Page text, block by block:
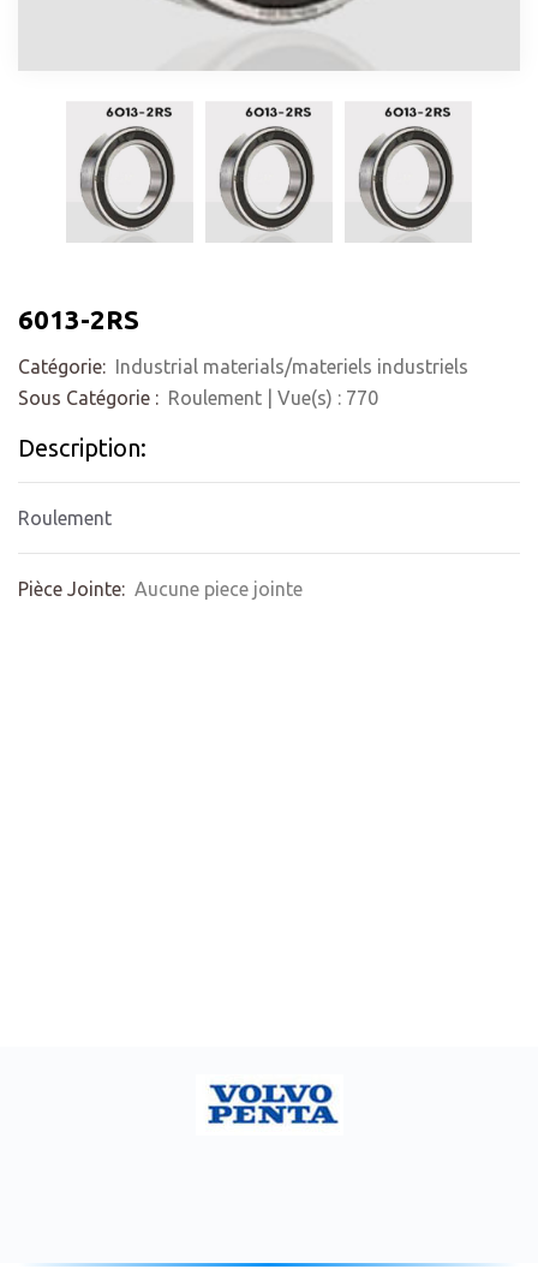
6013-2RS
Catégorie: Industrial materials/materiels industriels
Sous Catégorie : Roulement | Vue(s) : 770
Description:
Roulement
Pièce Jointe: Aucune piece jointe